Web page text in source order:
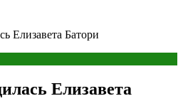
Елизавета Батори
Елизавета